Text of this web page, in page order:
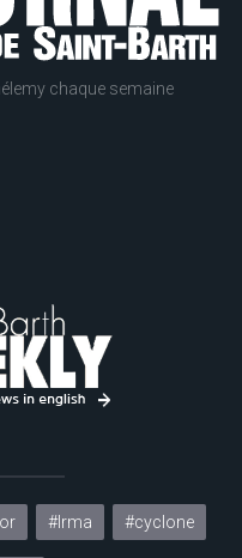
chaque semaine
#Irma #cyclone